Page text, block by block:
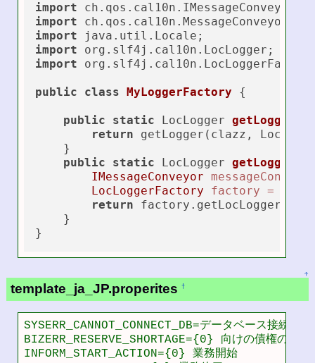
import
import
import
import
import
public class MyLoggerFactory {
public static LocLogger getLogger
return getLogger(clazz,
    }
public
static LocLogger getLogger
IMessageConveyor
LocLoggerFactory
factory =
return
    }
↑
template_ja_JP.properites †
SYSERR_CANNOT_CONNECT_DB=データベース接
BIZERR_RESERVE_SHORTAGE={0} 向けの債権の引
INFORM_START_ACTION={0} 業務開始